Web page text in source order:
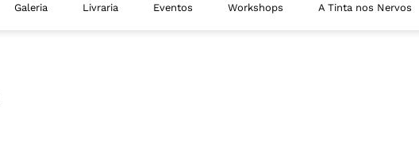
Galeria Livraria Eventos Workshops A Tinta nos Nervos